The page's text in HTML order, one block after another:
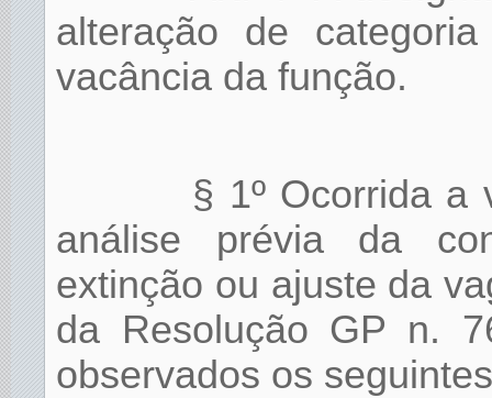
alteração de
vacância da função.
§ 1º Ocorrida a
análise prévia da
extinção ou ajuste da
da Resolução GP n.
observados os